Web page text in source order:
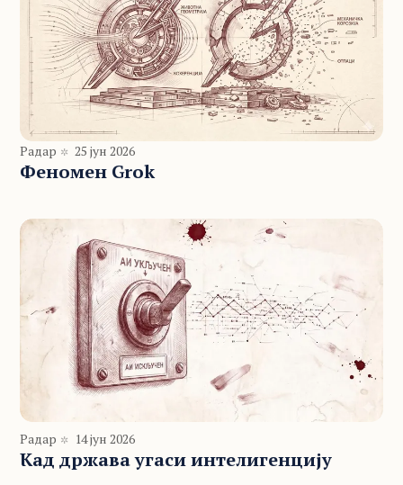
Радар 25 јун 2026
Феномен Grok
Радар 14 јун 2026
Кад држава угаси интелигенцију